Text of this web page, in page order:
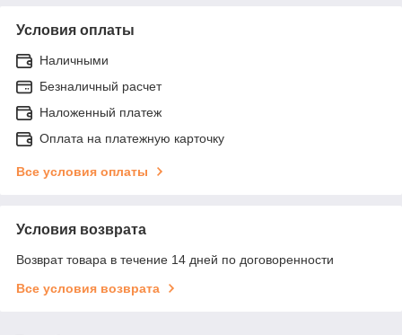
Условия оплаты
Наличными
Безналичный расчет
Наложенный платеж
Оплата на платежную карточку
Все условия оплаты
Условия возврата
Возврат товара в течение 14 дней по договоренности
Все условия возврата